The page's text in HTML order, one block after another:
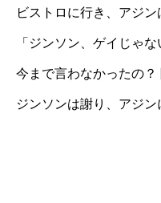
ビストロに行き、アジン
「ジンソン、ゲイじゃ
今まで言わなかったの？
ジンソンは謝り、アジ